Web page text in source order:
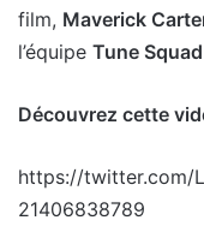
film, Maverick
l’équipe Tune Squad
Découvrez cette
https://twitter.com/
21406838789